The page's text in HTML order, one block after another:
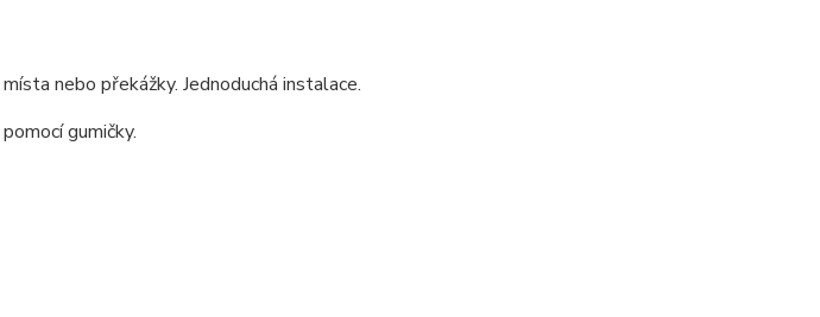
nebo překážky. Jednoduchá instalace.
gumičky.